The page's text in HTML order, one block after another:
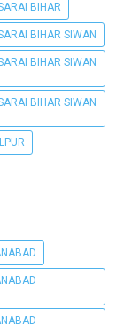
BIHAR
BIHAR SIWAN
BIHAR SIWAN
BIHAR SIWAN